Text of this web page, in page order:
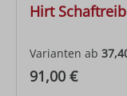
Hirt
Varianten ab
Regulärer Preis:
91,00 €